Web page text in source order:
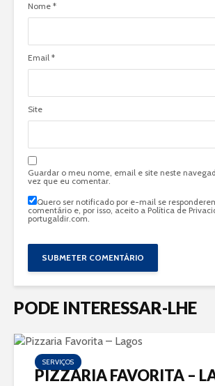
Nome *
Email *
Site
Guardar o meu nome, email e site neste
vez que eu comentar.
Quero ser notificado por e-mail se
comentário e, por isso, aceito a Política de
portugaldir.com.
PODE INTERESSAR-LHE
SERVIÇOS
PIZZARIA FAVORITA –